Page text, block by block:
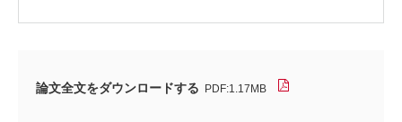
論文全文をダウンロードする PDF:1.17MB